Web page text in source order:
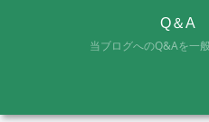
Q＆A
当ブログへのQ&Aを一